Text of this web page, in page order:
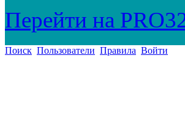
Перейти на
Поиск Пользователи Правила Войти